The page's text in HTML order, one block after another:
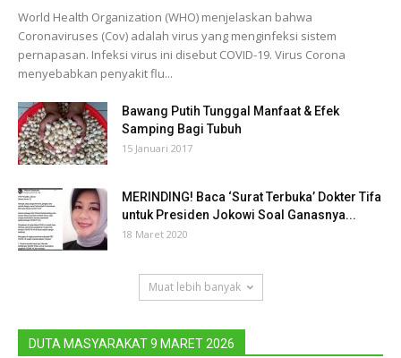
World Health Organization (WHO) menjelaskan bahwa
Coronaviruses (Cov) adalah virus yang menginfeksi sistem
pernapasan. Infeksi virus ini disebut COVID-19. Virus Corona
menyebabkan penyakit flu...
Bawang Putih Tunggal Manfaat & Efek
Samping Bagi Tubuh
15 Januari 2017
MERINDING! Baca ‘Surat Terbuka’ Dokter Tifa
untuk Presiden Jokowi Soal Ganasnya...
18 Maret 2020
Muat lebih banyak
DUTA MASYARAKAT 9 MARET 2026